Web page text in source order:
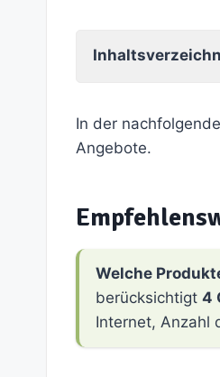
In der
Angebote.
Welche
berücksichtigt 4
Internet, Anzahl